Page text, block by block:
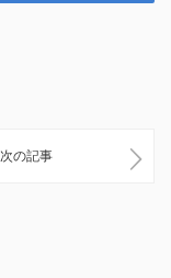
次の記事